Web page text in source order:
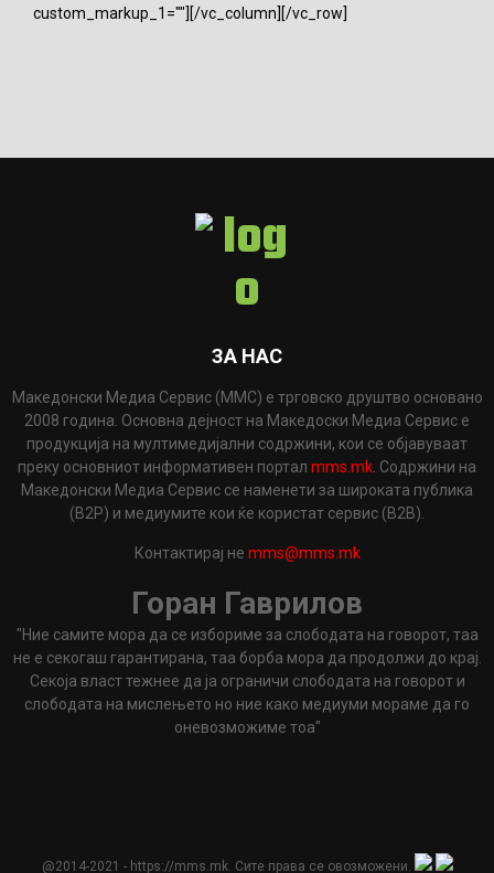
custom_markup_1=""][/vc_column][/vc_row]
ЗА НАС
Македонски Медиа Сервис (ММС) е трговско друштво основано
2008 година. Основна дејност на Македоски Медиа Сервис е
продукција на мултимедијални содржини, кои се објавуваат
преку основниот информативен портал mms.mk . Содржини на
Македонски Медиа Сервис се наменети за широката публика
(B2P) и медиумите кои ќе користат сервис (B2B).
Контактирај не mms@mms.mk
Горан Гаврилов
"Ние самите мора да се избориме за слободата на говорот, таа
не е секогаш гарантирана, таа борба мора да продолжи до крај.
Секоја власт тежнее да ја ограничи слободата на говорот и
слободата на мислењето но ние како медиуми мораме да го
оневозможиме тоа"
@2014-2021 - https://mms.mk. Сите права се овозможени.